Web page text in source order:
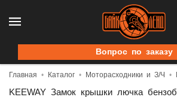
Вопрос по заказу
Главная Каталог Моторасходники и З/Ч
KEEWAY Замок крышки лючка